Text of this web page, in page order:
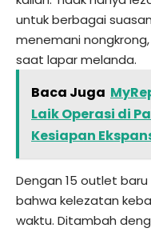
untuk berbagai
menemani
saat lapar melanda.
Baca Juga
Laik Operasi di
Kesiapan
Dengan 15 outlet
bahwa kelezatan
waktu. Ditambah